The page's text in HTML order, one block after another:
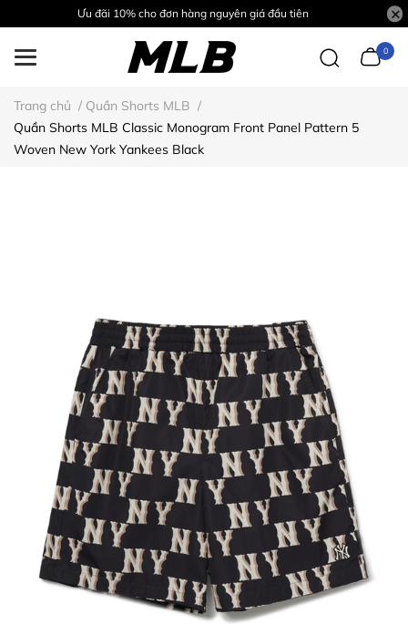
Ưu đãi 10% cho đơn hàng nguyên giá đầu tiên
0
Trang chủ / Quần Shorts MLB /
Quần Shorts MLB Classic Monogram Front Panel Pattern 5
Woven New York Yankees Black